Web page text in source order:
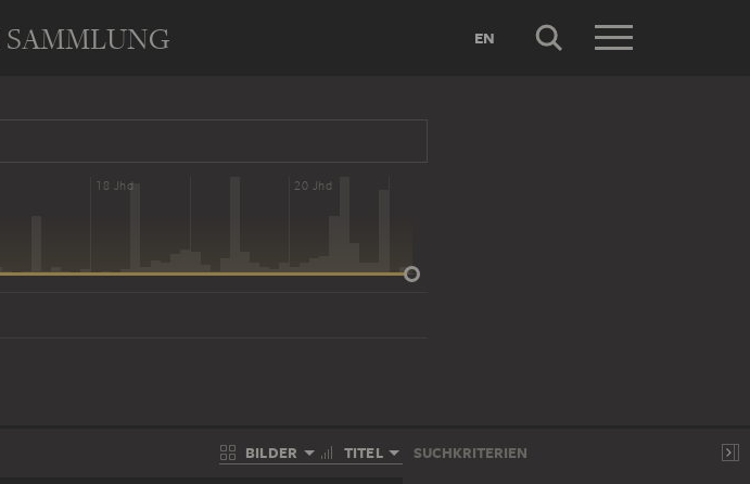
SAMMLUNG EN
18 Jhd 20 Jhd
BILDER TITEL SUCHKRITERIEN